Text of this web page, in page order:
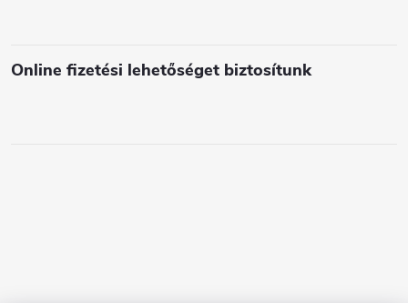
Online fizetési lehetőséget biztosítunk